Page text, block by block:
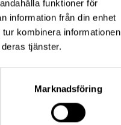
funktioner för
information från din enhet
kombinera informationen
tjänster.
Marknadsföring
så